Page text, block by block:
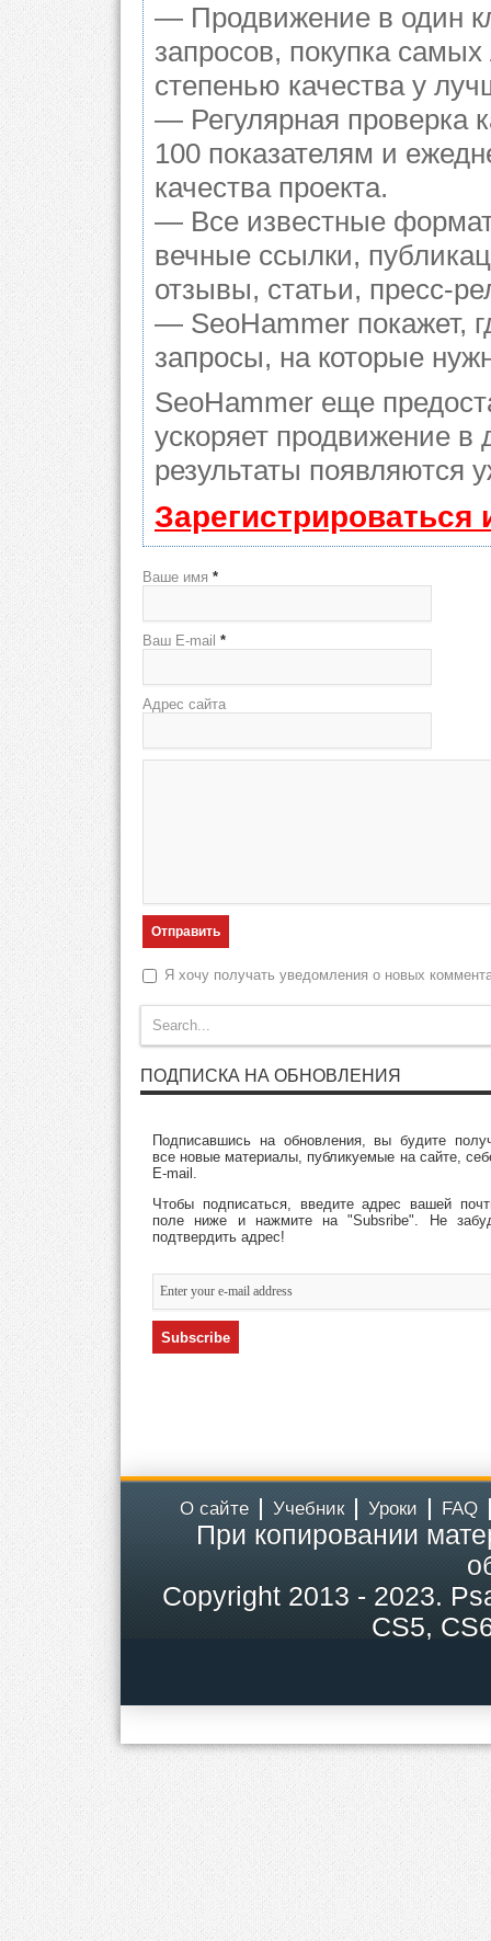
— Продвижение в один
запросов, покупка
степенью качества у
— Регулярная проверка
100 показателям и
качества проекта.
— Все известные
вечные ссылки,
отзывы, статьи, пресс-
— SeoHammer покажет,
запросы, на которые
SeoHammer еще
ускоряет продвижение в
результаты появляются
Ваше имя *
Ваш E-mail *
Адрес сайта
Я хочу получать уведомления о новых
ПОДПИСКА НА ОБНОВЛЕНИЯ
Подписавшись на обновления, вы будите
все новые материалы, публикуемые на сайте,
E-mail.
Чтобы подписаться, введите адрес вашей
поле ниже и нажмите на "Subsribe". Не
подтвердить адрес!
О сайте Учебник Уроки FAQ
При копировании
Copyright 2013 - 2023.
CS5,